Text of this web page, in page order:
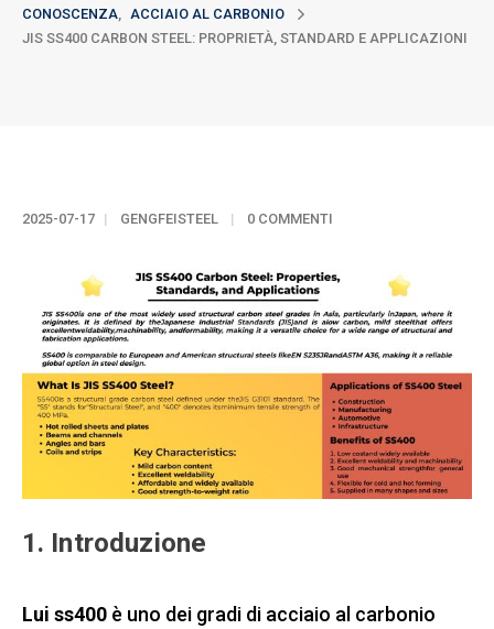
CONOSCENZA, ACCIAIO AL CARBONIO
JIS SS400 CARBON STEEL: PROPRIETÀ, STANDARD E APPLICAZIONI
2025-07-17 GENGFEISTEEL 0 COMMENTI
1. Introduzione
Lui ss400 è uno dei gradi di acciaio al carbonio